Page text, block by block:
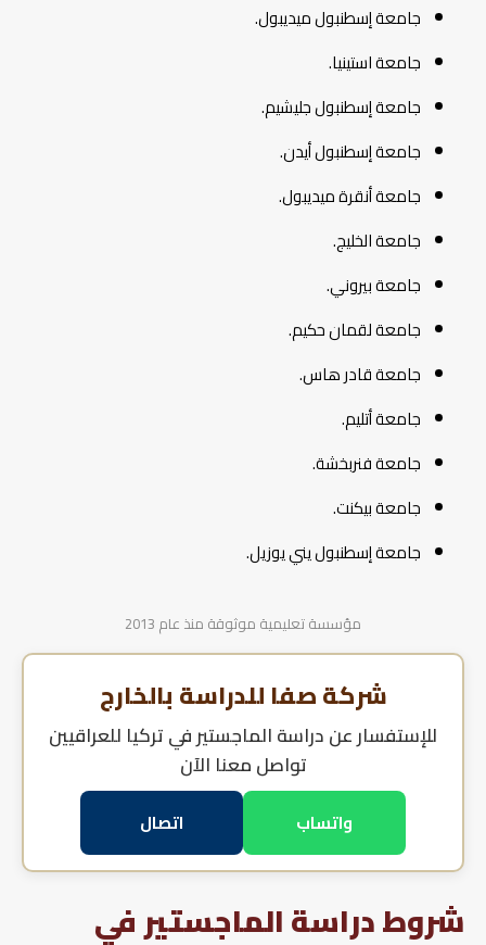
جامعة إسطنبول ميديبول.
جامعة استينيا.
جامعة إسطنبول جليشيم.
جامعة إسطنبول أيدن.
جامعة أنقرة ميديبول.
جامعة الخليج.
جامعة بيروني.
جامعة لقمان حكيم.
جامعة قادر هاس.
جامعة أتليم.
جامعة فنربخشة.
جامعة بيكنت.
جامعة إسطنبول يني يوزيل.
مؤسسة تعليمية موثوقة منذ عام 2013
شركة صفا للدراسة بالخارج
للإستفسار عندراسة الماجستير في تركيا للعراقيين
تواصل معنا الآن
واتساب اتصال
شروط دراسة الماجستير في